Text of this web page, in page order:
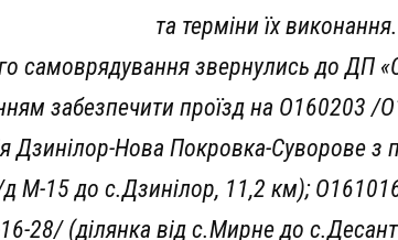
та терміни їх виконання.
самоврядування звернулись до ДП
забезпечити проїзд на О160203
Дзинілор-Нова Покровка-Суворове
д М-15 до с.Дзинілор, 11,2 км);
28/ (ділянка від с.Мирне до